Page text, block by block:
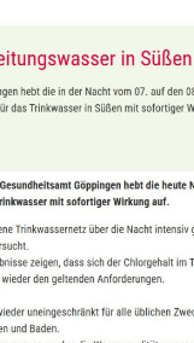
die
der
in seiner
ZurückAlle